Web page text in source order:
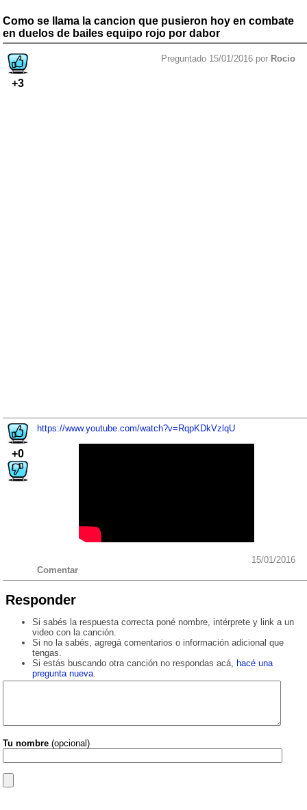
Como se llama la cancion que pusieron hoy en combate
en duelos de bailes equipo rojo por dabor
+3
Preguntado 15/01/2016 por Rocio
+0
https://www.youtube.com/watch?v=RqpKDkVzlqU
15/01/2016
Comentar
Responder
Si sabés la respuesta correcta poné nombre, intérprete y link a un
video con la canción.
Si no la sabés, agregá comentarios o información adicional que
tengas.
Si estás buscando otra canción no respondas acá, hacé una
pregunta nueva.
Tu nombre (opcional)